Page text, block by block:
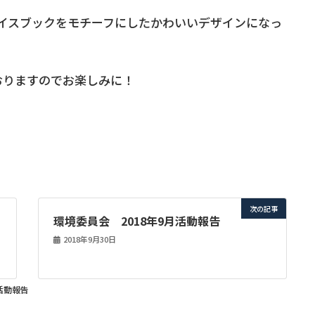
ブックをモチーフにしたかわいいデザインになっ
ますのでお楽しみに！
次の記事
環境委員会 2018年9月活動報告
2018年9月30日
報告